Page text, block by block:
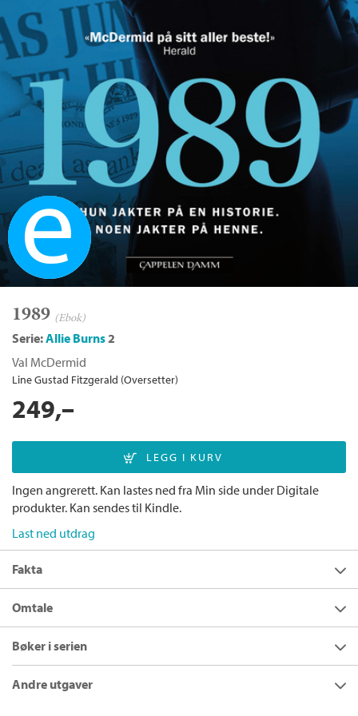
Ebok
1989 (Ebok)
Serie:Allie Burns2
Val McDermid
Line Gustad Fitzgerald (Oversetter)
249,–
Ingen angrerett. Kan lastes ned fra Min side under Digitale
produkter. Kan sendes til Kindle.
Last ned utdrag
Fakta
Forfatter:
Innbinding:
Utgivelsesår: 2023
Omtale
hvordan historiens synder stadig preger oss.
Året er 1989 og Allie Burns er tilbake. Eldre og kanskje litt
klokere, driver hun nå den nordlige nyhetsavdelingen til
Bøker i serien
Andre utgaver